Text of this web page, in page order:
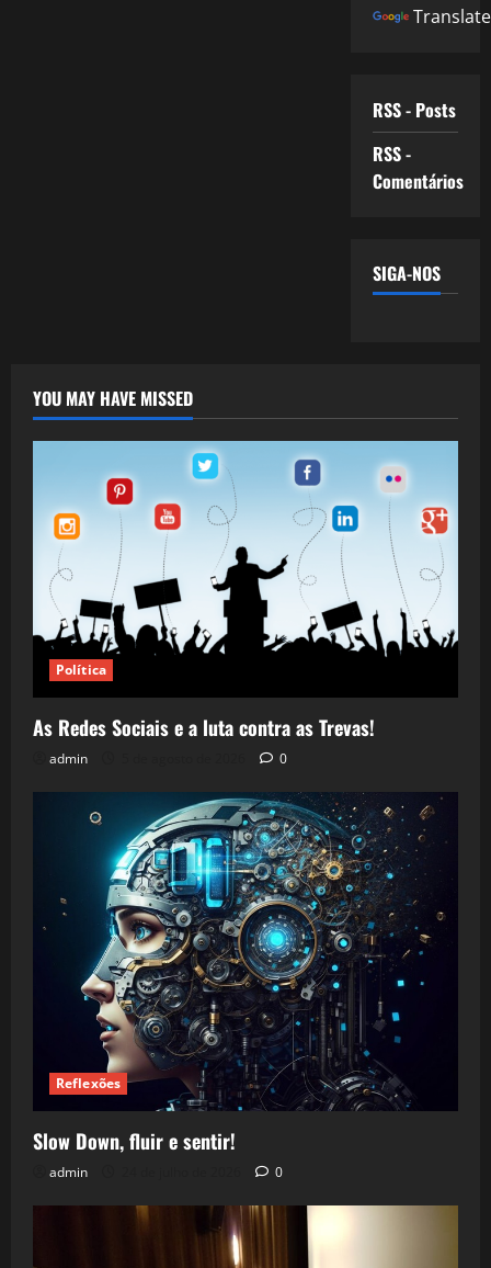
Translate
RSS - Posts
RSS -
Comentários
SIGA-NOS
YOU MAY HAVE MISSED
Política
As Redes Sociais e a luta contra as Trevas!
admin 0
Reflexões
Slow Down, fluir e sentir!
admin 0